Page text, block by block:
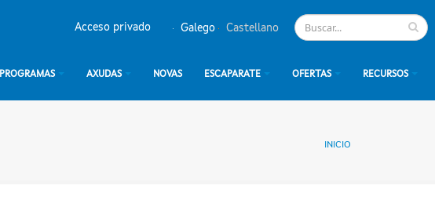
Galego Castellano
Acceso privado
PROGRAMAS AXUDAS NOVAS ESCAPARATE OFERTAS RECURSOS
INICIO